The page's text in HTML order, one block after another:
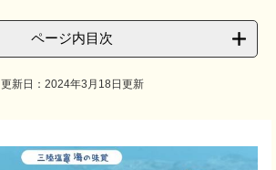
ページ内目次
更新日：2024年3月18日更新